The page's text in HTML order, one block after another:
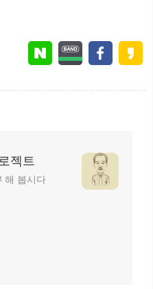
젝트
해 봅시다